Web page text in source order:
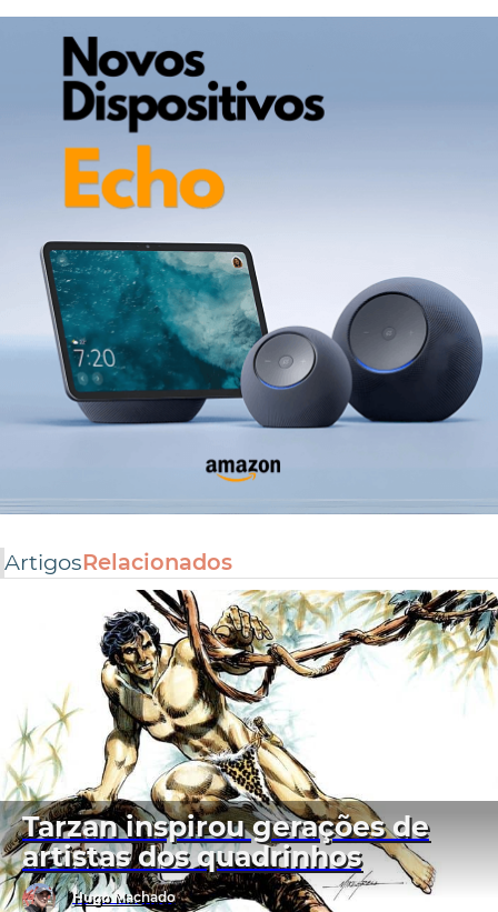
ArtigosRelacionados
Tarzan inspirou gerações de
artistas dos quadrinhos
Hugo Machado